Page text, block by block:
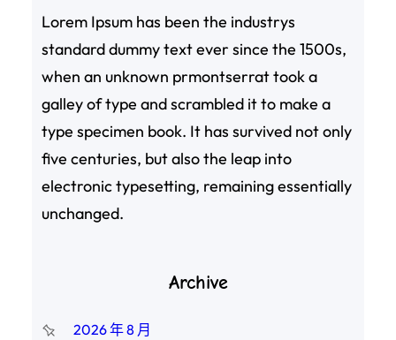
Lorem Ipsum has been the industrys
standard dummy text ever since the 1500s,
when an unknown prmontserrat took a
galley of type and scrambled it to make a
type specimen book. It has survived not only
five centuries, but also the leap into
electronic typesetting, remaining essentially
unchanged.
Archive
2026 年 8 月